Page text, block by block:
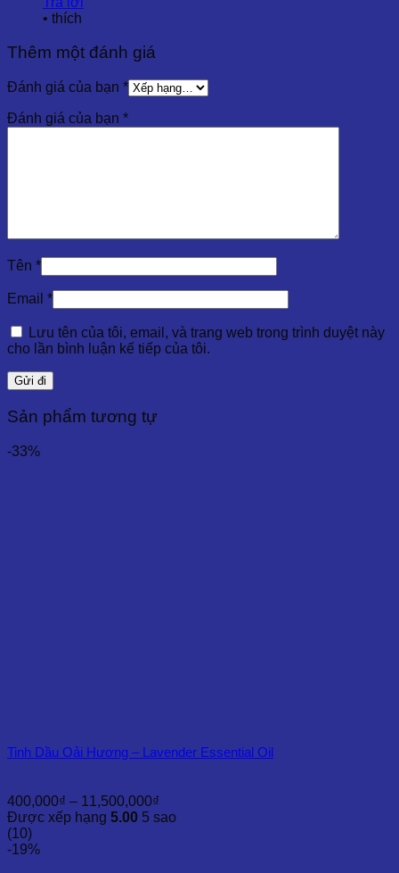
• thích
Thêm một đánh giá
Đánh giá của bạn *
Đánh giá của bạn *
Tên *
Email *
Lưu tên của tôi, email, và trang web trong trình duyệt này
cho lần bình luận kế tiếp của tôi.
Sản phẩm tương tự
-33%
Tinh Dầu Oải Hương – Lavender Essential Oil
400,000₫ – 11,500,000₫
giá:
Được xếp hạng 5.00 5 sao
(10)
-19%